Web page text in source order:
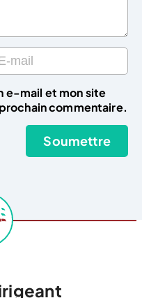
e-mail et mon site
commentaire.